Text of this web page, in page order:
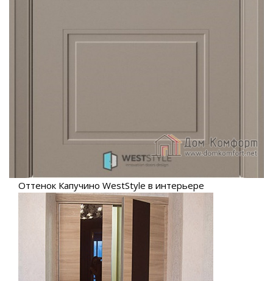
Оттенок Капучино WestStyle в интерьере